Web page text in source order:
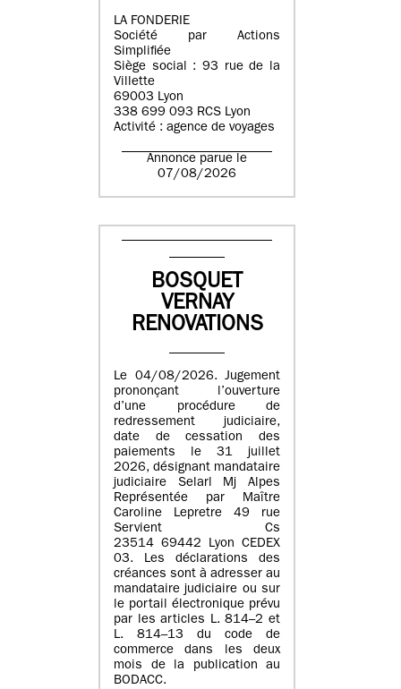
LA FONDERIE
Société par Actions
Simplifiée
Siège social : 93 rue de la
Villette
69003 Lyon
338 699 093 RCS Lyon
Activité : agence de voyages
Annonce parue le
07/08/2026
BOSQUET
VERNAY
RENOVATIONS
Le 04/08/2026. Jugement
prononçant l’ouverture
d’une procédure de
redressement judiciaire,
date de cessation des
paiements le 31 juillet
2026, désignant mandataire
judiciaire Selarl Mj Alpes
Représentée par Maître
Caroline Lepretre 49 rue
Servient Cs
23514 69442 Lyon CEDEX
03. Les déclarations des
créances sont à adresser au
mandataire judiciaire ou sur
le portail électronique prévu
par les articles L. 814–2 et
L. 814–13 du code de
commerce dans les deux
mois de la publication au
BODACC.